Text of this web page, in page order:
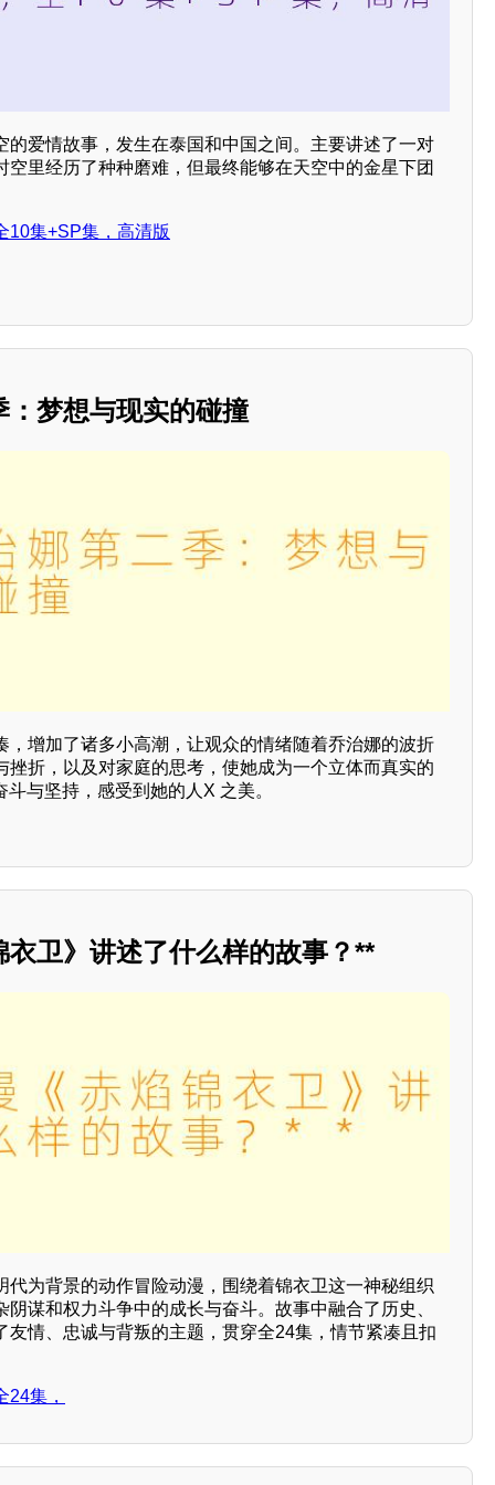
的爱情故事，发生在泰国和中国之间。主要讲述了一对
空里经历了种种磨难，但最终能够在天空中的金星下团
10集+SP集，高清版
梦想与现实的碰撞
，增加了诸多小高潮，让观众的情绪随着乔治娜的波折
挫折，以及对家庭的思考，使她成为一个立体而真实的
与坚持，感受到她的人X 之美。
卫》讲述了什么样的故事？**
代为背景的动作冒险动漫，围绕着锦衣卫这一神秘组织
谋和权力斗争中的成长与奋斗。故事中融合了历史、
友情、忠诚与背叛的主题，贯穿全24集，情节紧凑且扣
集，